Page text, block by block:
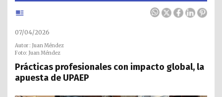
07/04/2026
Autor : Juan Méndez
Foto: Juan Méndez
Prácticas profesionales con impacto global, la
apuesta de UPAEP